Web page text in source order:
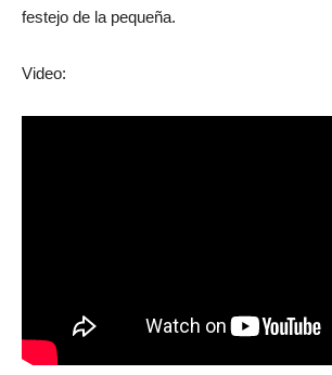
festejo de la pequeña.
Video: